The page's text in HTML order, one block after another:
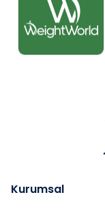
Kurumsal